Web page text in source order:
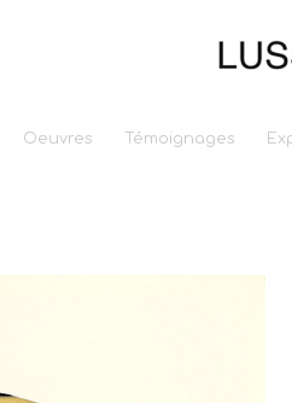
Oeuvres Témoignages